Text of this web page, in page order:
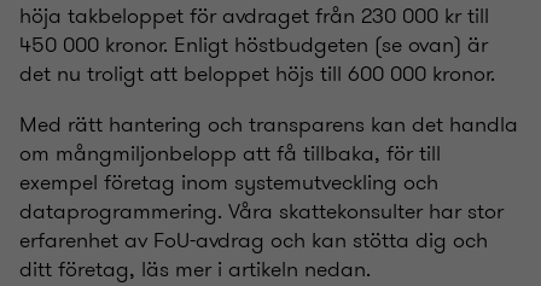
höja takbeloppet för avdraget från 230 000 kr till
450 000 kronor. Enligt höstbudgeten (se ovan) är
det nu troligt att beloppet höjs till 600 000 kronor.
Med rätt hantering och transparens kan det handla
om mångmiljonbelopp att få tillbaka, för till
exempel företag inom systemutveckling och
dataprogrammering. Våra skattekonsulter har stor
erfarenhet av FoU-avdrag och kan stötta dig och
ditt företag, läs mer i artikeln nedan.